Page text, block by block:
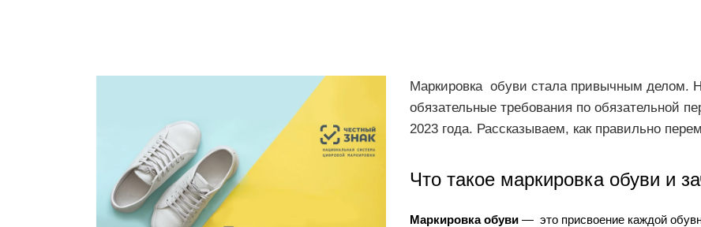
Маркировка обуви стала привычным делом.
обязательные требования по обязательной
2023 года. Рассказываем, как правильно
Что такое маркировка обуви и
Маркировка обуви— это присвоение каждой